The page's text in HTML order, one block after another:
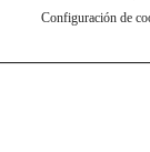
Configuración de